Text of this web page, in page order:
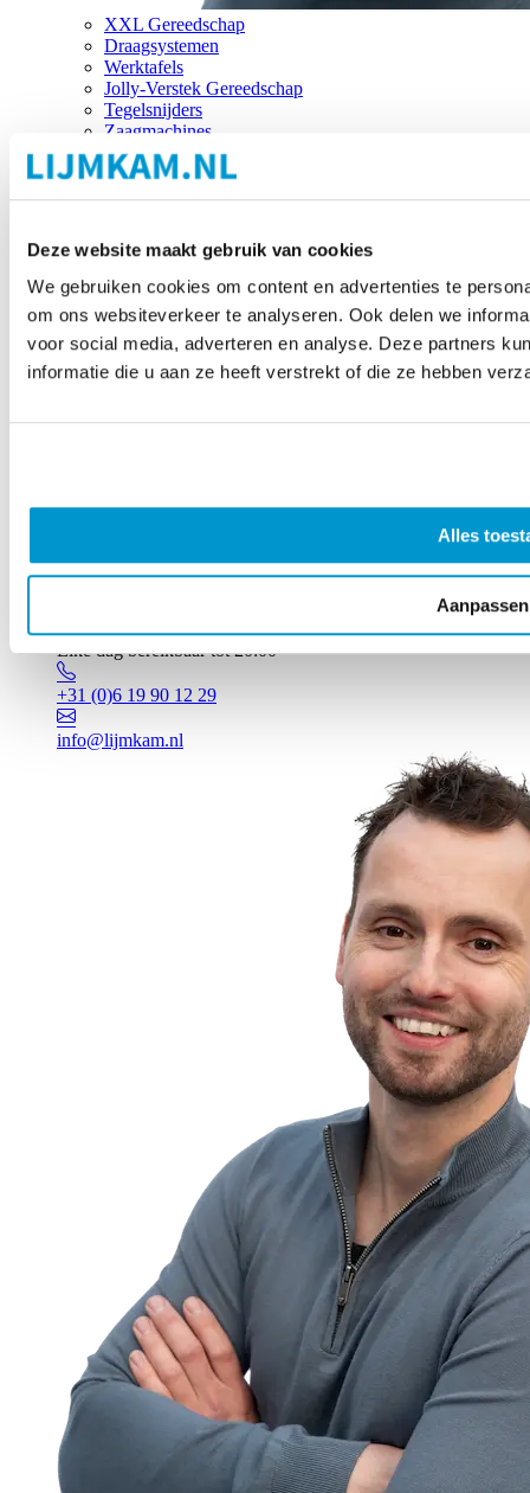
Deze website maakt gebruik van cookies
We gebruiken cookies om content en advertenties te
om ons websiteverkeer te analyseren. Ook delen we
voor social media, adverteren en analyse. Deze partners
informatie die u aan ze heeft verstrekt of die ze hebben
Alles
Aanpassen
XXL Gereedschap
Draagsystemen
Werktafels
Jolly-Verstek Gereedschap
Tegelsnijders
Zaagmachines
Merken
Elke dag bereikbaar tot 20:00
+31 (0)6 19 90 12 29
info@lijmkam.nl